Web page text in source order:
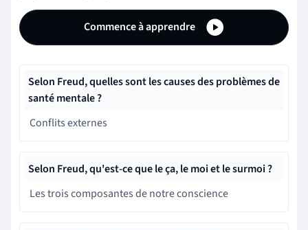
Commence à apprendre
Selon Freud, quelles sont les causes des problèmes de
santé mentale ?
Conflits externes
Selon Freud, qu'est-ce que le ça, le moi et le surmoi ?
Les trois composantes de notre conscience